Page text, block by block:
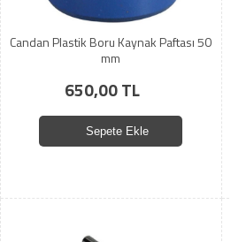
Candan Plastik Boru Kaynak Paftası 50
mm
650,00 TL
Sepete Ekle